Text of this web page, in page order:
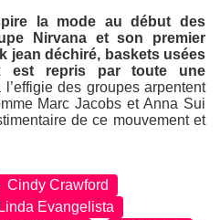
la mode au début des
Nirvana et son premier
jean déchiré, baskets usées
est repris par toute une
l’effigie des groupes arpentent
Marc Jacobs et Anna Sui
de ce mouvement et
Cindy Crawford
Linda Evangelista